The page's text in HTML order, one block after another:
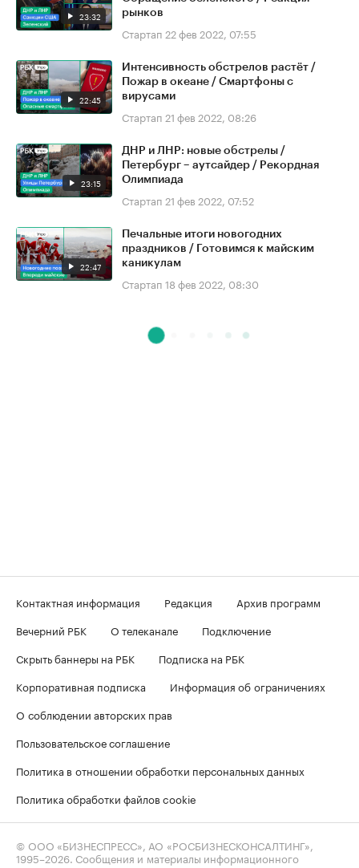
23:32
рынков
Стартап 22 фев 2022, 07:55
22:45
Интенсивность обстрелов растёт /
Пожар в океане / Смартфоны с
вирусами
Стартап 21 фев 2022, 08:26
23:15
ДНР и ЛНР: новые обстрелы /
Петербург – аутсайдер / Рекордная
Олимпиада
Стартап 21 фев 2022, 07:52
22:47
Печальные итоги новогодних
праздников / Готовимся к майским
каникулам
Стартап 18 фев 2022, 08:30
Контактная информация Редакция
Архив программ
Вечерний РБК
О телеканале
Подключение
Скрыть баннеры на РБК
Подписка на РБК
Корпоративная подписка
Информация об ограничениях
О соблюдении авторских прав
Пользовательское соглашение
Политика в отношении обработки персональных данных
Политика обработки файлов cookie
© ООО «БИЗНЕСПРЕСС», АО «РОСБИЗНЕСКОНСАЛТИНГ»,
1995–2026 . Сообщения и материалы информационного